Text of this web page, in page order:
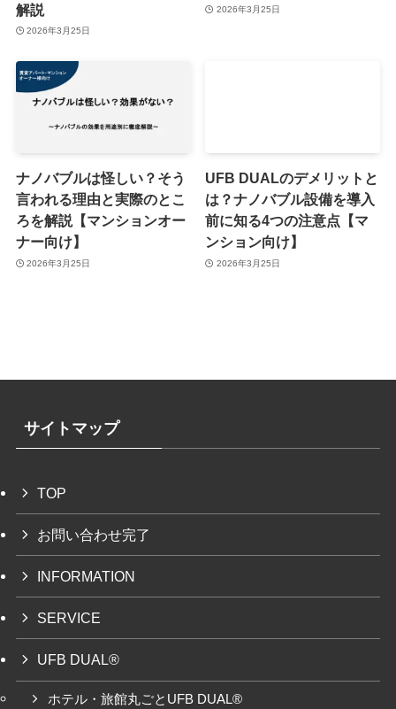
解説
2026年3月25日
2026年3月25日
ナノバブルは怪しい？そう
言われる理由と実際のとこ
ろを解説【マンションオー
ナー向け】
2026年3月25日
UFB DUALのデメリットと
は？ナノバブル設備を導入
前に知る4つの注意点【マ
ンション向け】
2026年3月25日
サイトマップ
TOP
お問い合わせ完了
INFORMATION
SERVICE
UFB DUAL®
ホテル・旅館丸ごとUFB DUAL®